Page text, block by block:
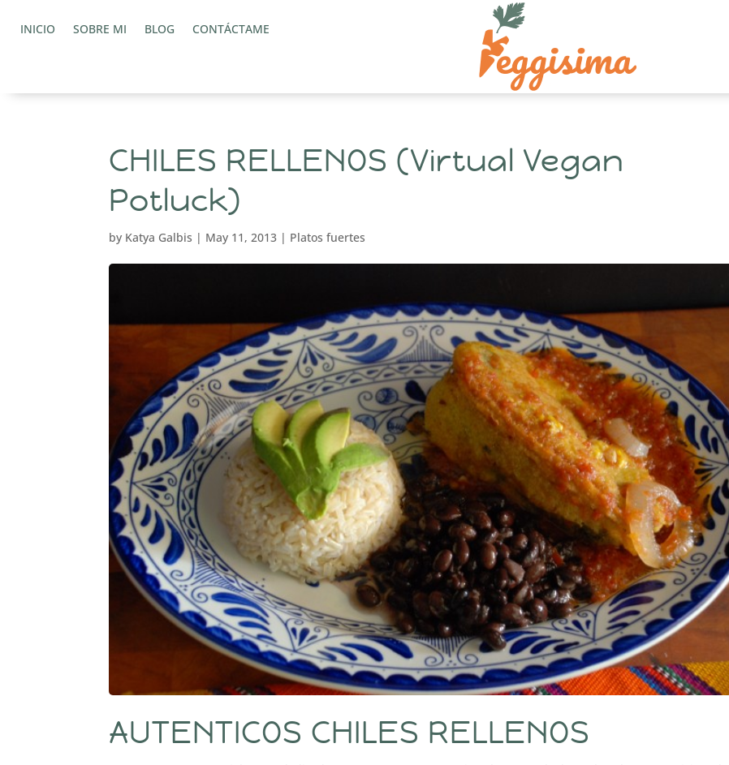
INICIO SOBRE MI BLOG CONTÁCTAME
CHILES RELLENOS (Virtual Vegan
Potluck)
by Katya Galbis | May 11, 2013 | Platos fuertes
AUTENTICOS CHILES RELLENOS